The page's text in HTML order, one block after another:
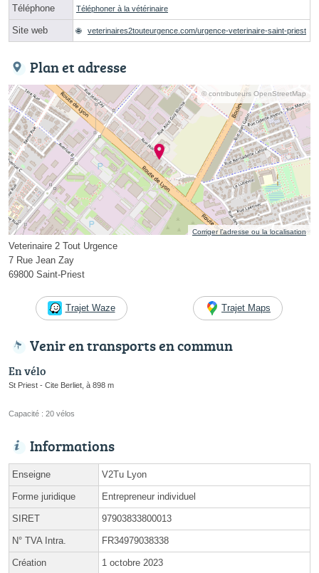
Téléphone Téléphoner à la vétérinaire
Site web veterinaires2touteurgence.com/urgence-veterinaire-saint-priest
Plan et adresse
© contributeurs OpenStreetMap
Corriger l’adresse ou la localisation
Veterinaire 2 Tout Urgence
7 Rue Jean Zay
69800 Saint-Priest
Trajet Waze Trajet Maps
Venir en transports en commun
En vélo
St Priest - Cite Berliet, à 898 m
Capacité : 20 vélos
Informations
Enseigne V2Tu Lyon
Forme juridique Entrepreneur individuel
SIRET 97903833800013
N° TVA Intra. FR34979038338
Création 1 octobre 2023